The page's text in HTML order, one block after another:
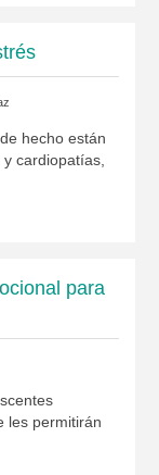
hecho están
cardiopatías,
para
les permitirán